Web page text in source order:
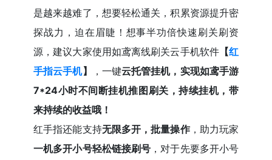
是越来越难了，想要轻松通关，积累资源提升密
探战力，迫在眉睫！想事半功倍快速刷关刷资
源，建议大家使用如鸢离线刷关云手机软件【红
手指云手机】 ，一键云托管挂机，实现如鸢手游
7*24小时不间断挂机推图刷关，持续挂机，带
来持续的收益哦！
红手指还能支持无限多开，批量操作，助力玩家
一机多开小号轻松链接刷号 ，对于先要多开小号